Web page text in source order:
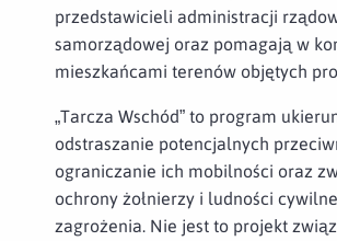
przedstawicieli administracji
samorządowej oraz pomagają w
mieszkańcami terenów objętych
„Tarcza Wschód” to program
odstraszanie potencjalnych
ograniczanie ich mobilności oraz
ochrony żołnierzy i ludności
zagrożenia. Nie jest to projekt